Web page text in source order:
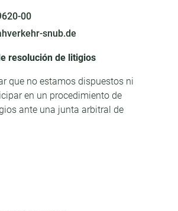
00
snub.de
resolución de litigios
que no estamos dispuestos ni
en un procedimiento de
ante una junta arbitral de